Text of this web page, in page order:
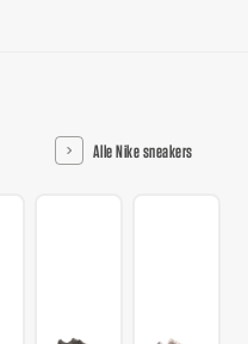
Alle Nike sneakers